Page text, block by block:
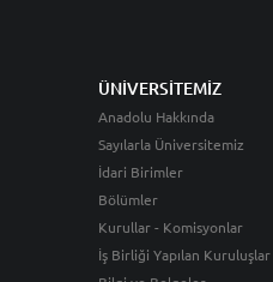
ÜNİVERSİTEMİZ
Anadolu Hakkında
Sayılarla Üniversitemiz
İdari Birimler
Bölümler
Kurullar - Komisyonlar
İş Birliği Yapılan Kuruluşlar